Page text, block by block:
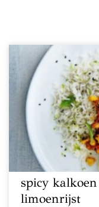
spicy
limoenrijst